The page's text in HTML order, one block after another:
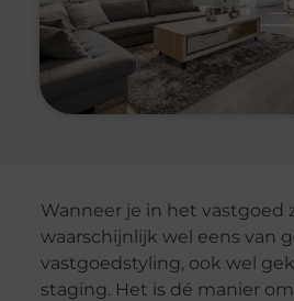
Wanneer je in het vastgoed
waarschijnlijk wel eens van
vastgoedstyling, ook wel
staging. Het is dé manier